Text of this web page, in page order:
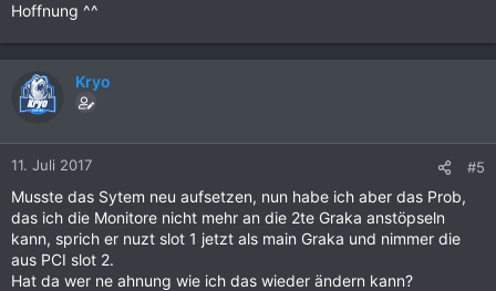
Hoffnung ^^
Kryo
11. Juli 2017 #5
Musste das Sytem neu aufsetzen, nun habe ich aber das Prob,
das ich die Monitore nicht mehr an die 2te Graka anstöpseln
kann, sprich er nuzt slot 1 jetzt als main Graka und nimmer die
aus PCI slot 2.
Hat da wer ne ahnung wie ich das wieder ändern kann?